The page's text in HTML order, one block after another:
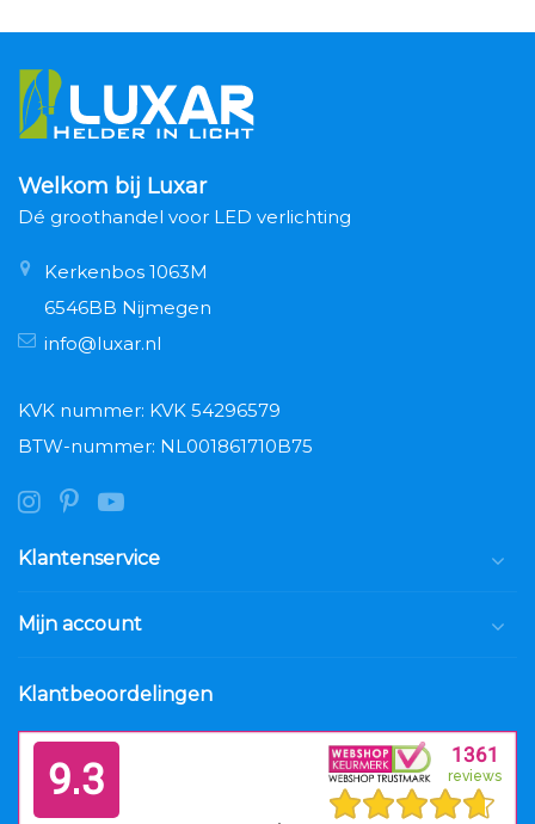
Welkom bij Luxar
Dé groothandel voor LED verlichting
Kerkenbos 1063M
6546BB Nijmegen
info@luxar.nl
KVK nummer: KVK 54296579
BTW-nummer: NL001861710B75
Klantenservice
Mijn account
Klantbeoordelingen